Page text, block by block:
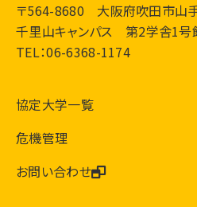
〒564-8680 大阪府吹田市山
千里山キャンパス 第2学舎1号
TEL：06-6368-1174
協定大学一覧
危機管理
お問い合わせ